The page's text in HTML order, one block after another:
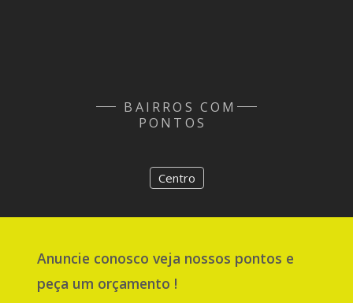
BAIRROS COM
PONTOS
Centro
Anuncie conosco veja nossos pontos e
peça um orçamento !